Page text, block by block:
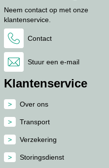
Neem contact op met onze
klantenservice.
Contact
Stuur een e-mail
Klantenservice
Over ons
Transport
Verzekering
Storingsdienst